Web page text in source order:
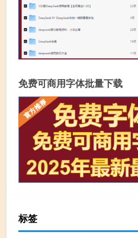
免费可商用字体批量下载
标签